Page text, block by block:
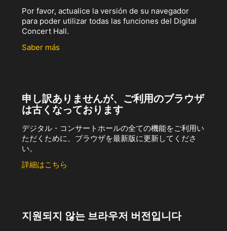
Por favor, actualice la versión de su navegador
para poder utilizar todas las funciones del Digital
Concert Hall.
Saber más
申し訳ありませんが、ご利用のブラウザ
は古くなっております
デジタル・コンサートホールの全ての機能をご利用い
ただくために、ブラウザを最新版に更新してくださ
い。
詳細はこちら
지원되지 않는 브라우저 버전입니다